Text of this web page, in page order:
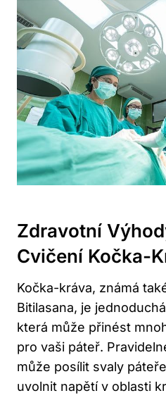
Zdravotní
Cvičení Kočka-
Kočka-kráva, známá
Bitilasana, je
která⁣ může přinést
pro vaši páteř.​
může posílit svaly‍
uvolnit napětí v oblasti